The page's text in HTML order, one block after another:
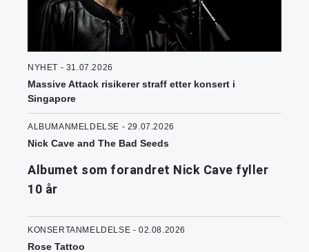
NYHET - 31.07.2026
Massive Attack risikerer straff etter konsert i
Singapore
ALBUMANMELDELSE - 29.07.2026
Nick Cave and The Bad Seeds
Albumet som forandret Nick Cave fyller
10 år
KONSERTANMELDELSE - 02.08.2026
Rose Tattoo